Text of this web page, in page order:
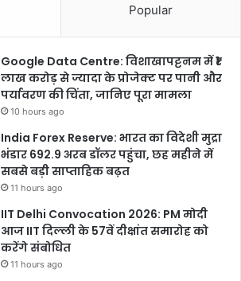
Popular
Google Data Centre: विशाखापट्टनम में ₹1
लाख करोड़ से ज्यादा के प्रोजेक्ट पर पानी और
पर्यावरण की चिंता, जानिए पूरा मामला
10 hours ago
India Forex Reserve: भारत का विदेशी मुद्रा
भंडार 692.9 अरब डॉलर पहुंचा, छह महीने में
सबसे बड़ी साप्ताहिक बढ़त
11 hours ago
IIT Delhi Convocation 2026: PM मोदी
आज IIT दिल्ली के 57वें दीक्षांत समारोह को
करेंगे संबोधित
11 hours ago